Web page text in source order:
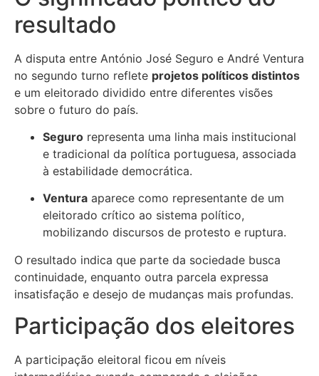
resultado
A disputa entre António José Seguro e André Ventura
no segundo turno reflete projetos políticos distintos
e um eleitorado dividido entre diferentes visões
sobre o futuro do país.
Seguro representa uma linha mais institucional
e tradicional da política portuguesa, associada
à estabilidade democrática.
Ventura aparece como representante de um
eleitorado crítico ao sistema político,
mobilizando discursos de protesto e ruptura.
O resultado indica que parte da sociedade busca
continuidade, enquanto outra parcela expressa
insatisfação e desejo de mudanças mais profundas.
Participação dos eleitores
A participação eleitoral ficou em níveis